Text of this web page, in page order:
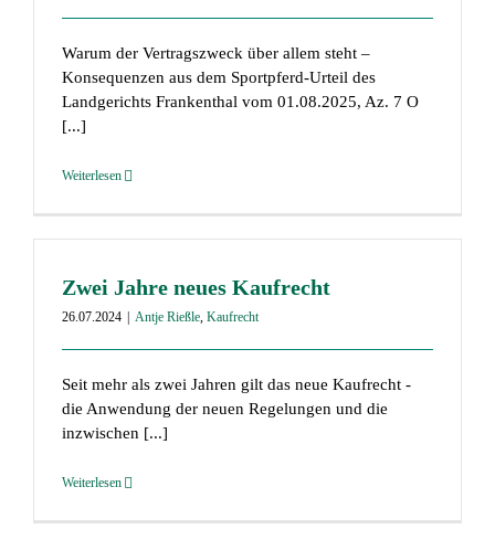
Warum der Vertragszweck über allem steht –
Konsequenzen aus dem Sportpferd-Urteil des
Landgerichts Frankenthal vom 01.08.2025, Az. 7 O
[...]
Weiterlesen
Zwei Jahre neues Kaufrecht
26.07.2024 Antje Rießle, Kaufrecht
Seit mehr als zwei Jahren gilt das neue Kaufrecht -
die Anwendung der neuen Regelungen und die
inzwischen [...]
Weiterlesen